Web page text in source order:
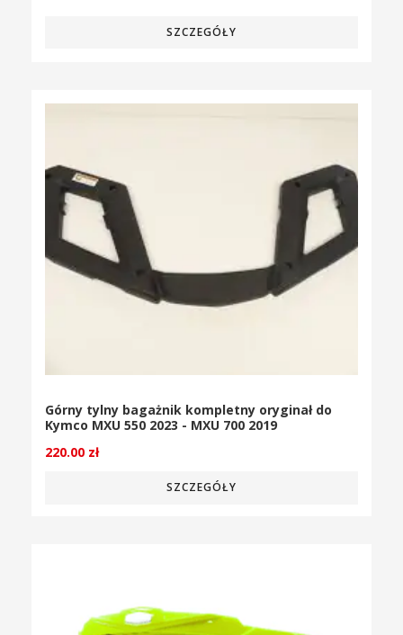
SZCZEGÓŁY
Górny tylny bagażnik kompletny oryginał do
Kymco MXU 550 2023 - MXU 700 2019
220.00 zł
SZCZEGÓŁY